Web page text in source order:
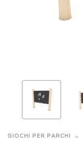
GIOCHI PER PARCHI